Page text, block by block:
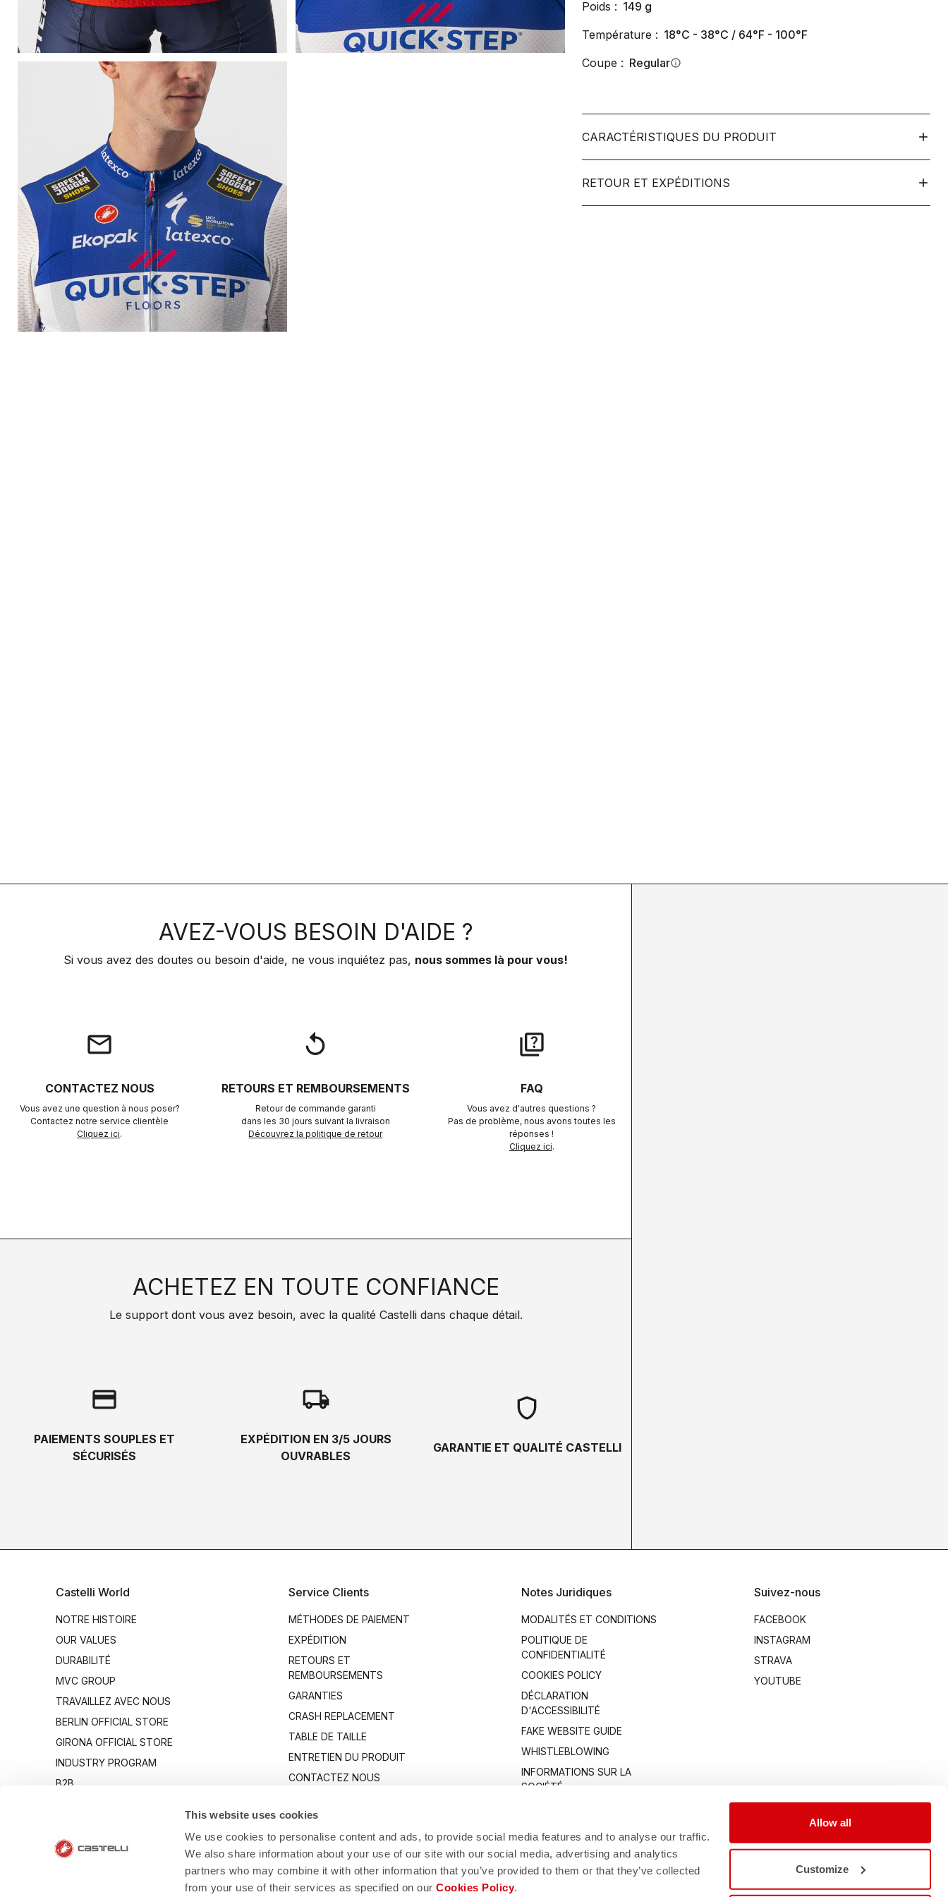
This website uses cookies
We use cookies to personalise content and ads, to provide social media features and to analyse our traffic.
We also share information about your use of our site with our social media, advertising and analytics
partners who may combine it with other information that you’ve provided to them or that they’ve collected
from your use of their services as specified on ourCookies Policy.
Allow all
Customize
Poids : 149 g
Température : 18°C - 38°C / 64°F - 100°F
Coupe : Regularinfo
CARACTÉRISTIQUES DU PRODUIT
RETOUR ET EXPÉDITIONS
AVEZ-VOUS BESOIN D'AIDE ?
Si vous avez des doutes ou besoin d'aide, ne vous inquiétez pas, nous sommes là pour vous!
email
CONTACTEZ NOUS
Vous avez une question à nous poser?
Contactez notre service clientèle
Cliquez ici.
replay
RETOURS ET REMBOURSEMENTS
Retour de commande garanti
dans les 30 jours suivant la livraison
Découvrez la politique de retour
quiz
FAQ
Vous avez d'autres questions ?
Pas de problème, nous avons toutes les
réponses !
Cliquez ici.
ACHETEZ EN TOUTE CONFIANCE
Le support dont vous avez besoin, avec la qualité Castelli dans chaque détail.
credit_card
PAIEMENTS SOUPLES ET
SÉCURISÉS
local_shipping
EXPÉDITION EN 3/5 JOURS
OUVRABLES
shield
GARANTIE ET QUALITÉ CASTELLI
Castelli World
NOTRE HISTOIRE
OUR VALUES
DURABILITÉ
MVC GROUP
TRAVAILLEZ AVEC NOUS
BERLIN OFFICIAL STORE
GIRONA OFFICIAL STORE
INDUSTRY PROGRAM
B2B
Service Clients
MÉTHODES DE PAIEMENT
EXPÉDITION
RETOURS ET
REMBOURSEMENTS
GARANTIES
CRASH REPLACEMENT
TABLE DE TAILLE
ENTRETIEN DU PRODUIT
CONTACTEZ NOUS
Notes Juridiques
MODALITÉS ET CONDITIONS
POLITIQUE DE
CONFIDENTIALITÉ
COOKIES POLICY
DÉCLARATION
D'ACCESSIBILITÉ
FAKE WEBSITE GUIDE
WHISTLEBLOWING
INFORMATIONS SUR LA
SOCIÉTÉ
Suivez-nous
FACEBOOK
INSTAGRAM
STRAVA
YOUTUBE